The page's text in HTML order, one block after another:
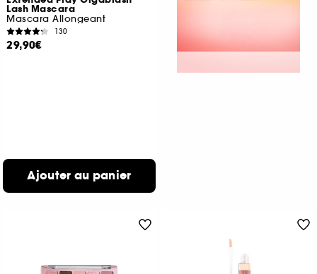
Lash Mascara
Mascara Allongeant
130
29,90€
Ajouter au panier